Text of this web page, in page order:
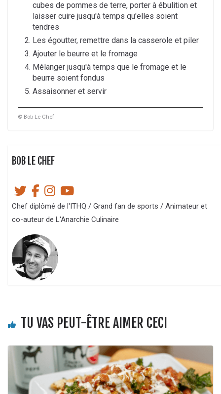
cubes de pommes de terre, porter à ébulition et
laisser cuire jusqu'à temps qu'elles soient
tendres
Les égoutter, remettre dans la casserole et piler
Ajouter le beurre et le fromage
Mélanger jusqu'à temps que le fromage et le
beurre soient fondus
Assaisonner et servir
© Bob Le Chef
BOB LE CHEF
Chef diplômé de l'ITHQ / Grand fan de sports / Animateur et
co-auteur de L'Anarchie Culinaire
TU VAS PEUT-ÊTRE AIMER CECI